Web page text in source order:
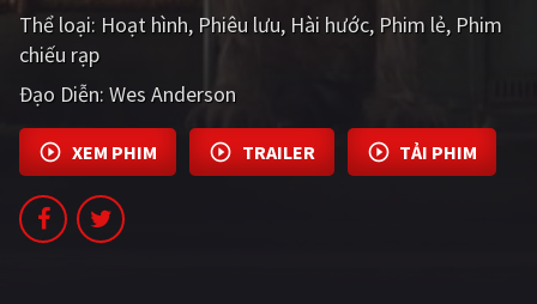
Ấn Độ Việt Nam
Tổng hợp
CẬP NHẬT
PHIM MỚI
PHIM BỘ
Thể loại: Hoạt hình Phiêu lưu Hài hước Phim lẻ Phim
chiếu rạp
Đạo Diễn: Wes Anderson
XEM PHIM TRAILER TẢI PHIM